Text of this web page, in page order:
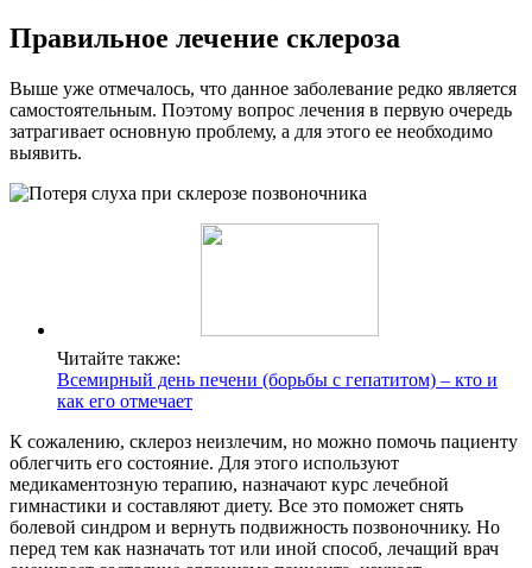
Правильное лечение склероза
Выше уже отмечалось, что данное заболевание редко является
самостоятельным. Поэтому вопрос лечения в первую очередь
затрагивает основную проблему, а для этого ее необходимо
выявить.
Читайте также:
Всемирный день печени (борьбы с гепатитом) – кто и
как его отмечает
К сожалению, склероз неизлечим, но можно помочь пациенту
облегчить его состояние. Для этого используют
медикаментозную терапию, назначают курс лечебной
гимнастики и составляют диету. Все это поможет снять
болевой синдром и вернуть подвижность позвоночнику. Но
перед тем как назначать тот или иной способ, лечащий врач